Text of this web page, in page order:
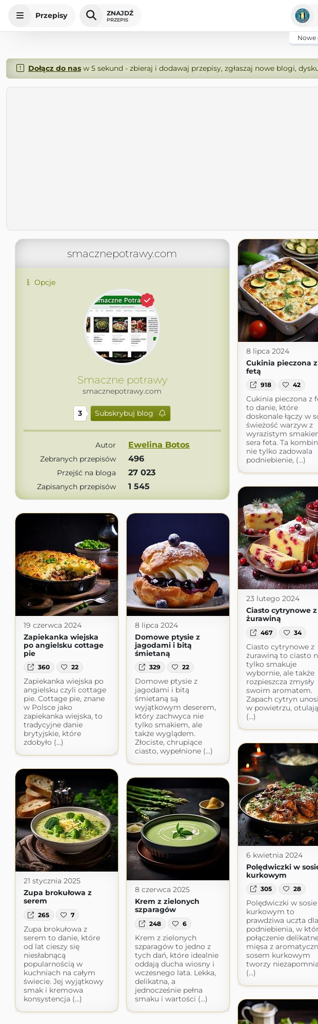
Przepisy ZNAJDŹ
PRZEPIS
Nowe
Dołącz do nasw 5 sekund - zbieraj i dodawaj przepisy, zgłaszaj nowe blogi,
smacznepotrawy.com
Opcje
Smaczne potrawy
smacznepotrawy.com
3 Subskrybuj blog
Autor Ewelina Botos
Zebranych przepisów 496
Przejść na bloga 27 023
Zapisanych przepisów 1 545
8 lipca 2024
Cukinia pieczona z
fetą
918 42
Cukinia pieczona z
to danie, które
doskonale łączy w
świeżość warzyw z
wyrazistym
sera feta. Ta
nie tylko zadowala
podniebienie, (...)
23 lutego 2024
Ciasto cytrynowe z
żurawiną
467 34
Ciasto cytrynowe z
żurawiną to ciasto
tylko smakuje
wybornie, ale także
rozpieszcza zmysły
swoim aromatem.
Zapach cytryn
w powietrzu,
(...)
19 czerwca 2024
Zapiekanka wiejska
po angielsku cottage
pie
360 22
Zapiekanka wiejska po
angielsku czyli cottage
pie. Cottage pie, znane
w Polsce jako
zapiekanka wiejska, to
tradycyjne danie
brytyjskie, które
zdobyło (...)
8 lipca 2024
Domowe ptysie z
jagodami i bitą
śmietaną
329 22
Domowe ptysie z
jagodami i bitą
śmietaną są
wyjątkowym deserem,
który zachwyca nie
tylko smakiem, ale
także wyglądem.
Złociste, chrupiące
ciasto, wypełnione (...)
6 kwietnia 2024
Polędwiczki w
kurkowym
305 28
Polędwiczki w sosie
kurkowym to
prawdziwa uczta dla
podniebienia, w
połączenie
mięsa z
sosem kurkowym
tworzy
(...)
21 stycznia 2025
Zupa brokułowa z
serem
265 7
Zupa brokułowa z
serem to danie, które
od lat cieszy się
niesłabnącą
popularnością w
kuchniach na całym
świecie. Jej wyjątkowy
smak i kremowa
konsystencja (...)
8 czerwca 2025
Krem z zielonych
szparagów
248 6
Krem z zielonych
szparagów to jedno z
tych dań, które idealnie
oddają ducha wiosny i
wczesnego lata. Lekka,
delikatna, a
jednocześnie pełna
smaku i wartości (...)